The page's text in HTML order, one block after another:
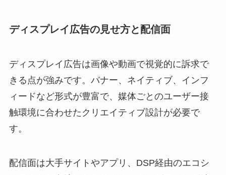
ディスプレイ広告の見せ方と配信面
ディスプレイ広告は画像や動画で視覚的に訴求で
きる点が強みです。バナー、ネイティブ、インフ
ィードなど形式が豊富で、媒体ごとのユーザー接
触環境に合わせたクリエイティブ設計が必要で
す。
配信面は大手サイトやアプリ、DSP経由のエコシ